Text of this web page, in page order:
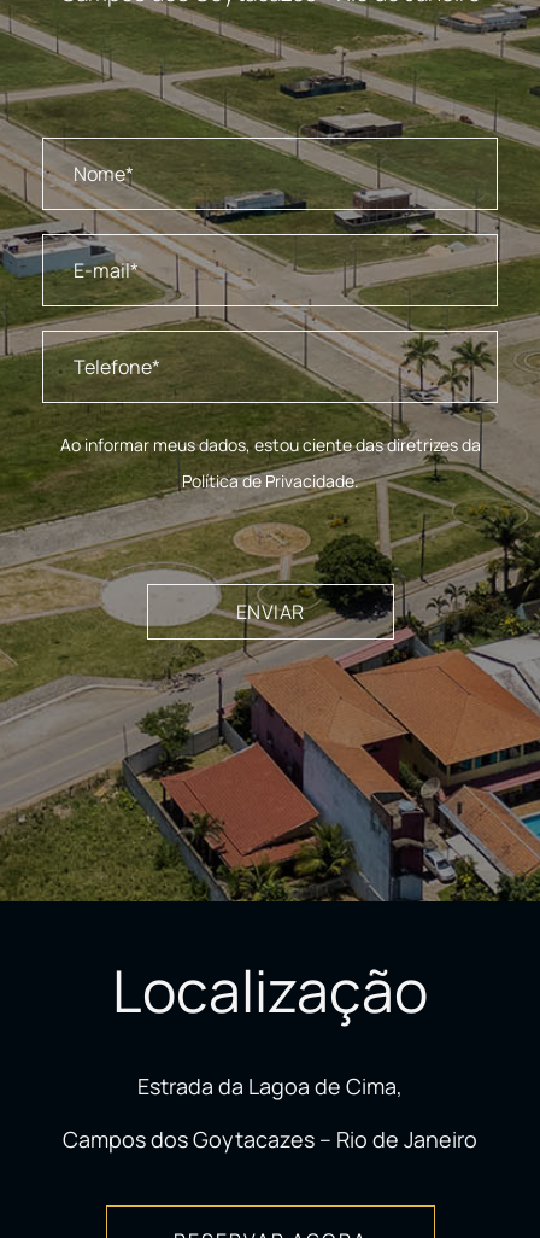
Ao informar meus dados, estou ciente das diretrizes da
Política de Privacidade.
Localização
Estrada da Lagoa de Cima,
Campos dos Goytacazes – Rio de Janeiro